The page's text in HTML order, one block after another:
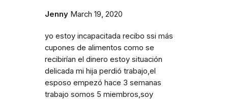
Jenny March 19, 2020
yo estoy incapacitada recibo ssi más
cupones de alimentos como se
recibirían el dinero estoy situación
delicada mi hija perdió trabajo,el
esposo empezó hace 3 semanas
trabajo somos 5 miembros,soy